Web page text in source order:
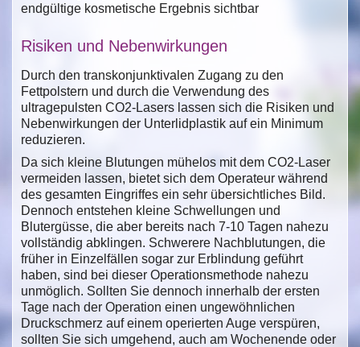
endgültige kosmetische Ergebnis sichtbar
Risiken und Nebenwirkungen
Durch den transkonjunktivalen Zugang zu den
Fettpolstern und durch die Verwendung des
ultragepulsten CO2-Lasers lassen sich die Risiken und
Nebenwirkungen der Unterlidplastik auf ein Minimum
reduzieren.
Da sich kleine Blutungen mühelos mit dem CO2-Laser
vermeiden lassen, bietet sich dem Operateur während
des gesamten Eingriffes ein sehr übersichtliches Bild.
Dennoch entstehen kleine Schwellungen und
Blutergüsse, die aber bereits nach 7-10 Tagen nahezu
vollständig abklingen. Schwerere Nachblutungen, die
früher in Einzelfällen sogar zur Erblindung geführt
haben, sind bei dieser Operationsmethode nahezu
unmöglich. Sollten Sie dennoch innerhalb der ersten
Tage nach der Operation einen ungewöhnlichen
Druckschmerz auf einem operierten Auge verspüren,
sollten Sie sich umgehend, auch am Wochenende oder